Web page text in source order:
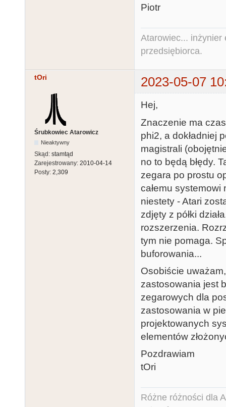
Piotr
Atarowiec... inżynier
przedsiębiorca.
tOri 2023-05-07
Śrubkowiec Atarowicz
Nieaktywny
Skąd: stamtąd
Zarejestrowany: 2010-04-14
Posty: 2,309
Hej,
Znaczenie ma
phi2, a dokładniej
magistrali
no to będą błędy.
zegara po prostu
całemu
niestety - Atari
zdjęty z półki
rozszerzenia.
tym nie pomaga.
buforowania...
Osobiście
zastosowania jest
zegarowych dla
zastosowania w
projektowanych
elementów
Pozdrawiam
tOri
Różne różności dla